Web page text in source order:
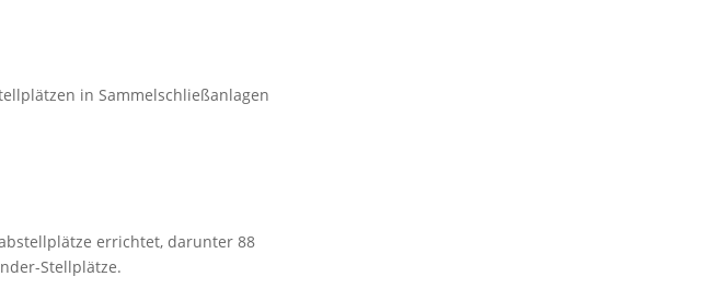
in Sammelschließanlagen
errichtet, darunter 88
Stellplätze.